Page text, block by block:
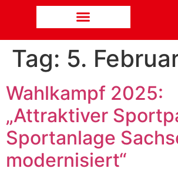
Tag: 5.
Wahlkampf 2025:
„Attraktiver
Sportanlage
modernisiert“